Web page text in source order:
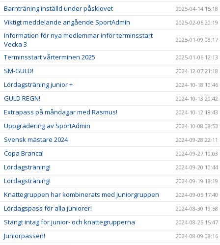
Barnträning inställd under påsklovet 2025-04-14 15:18
Viktigt meddelande angående SportAdmin 2025-02-06 20:19
Information för nya medlemmar inför terminsstart
Vecka 3
2025-01-09 08:17
Terminsstart vårterminen 2025 2025-01-06 12:13
SM-GULD! 2024-12-07 21:18
Lördagsträning junior + 2024-10-18 10:46
GULD REGN! 2024-10-13 20:42
Extrapass på måndagar med Rasmus! 2024-10-12 18:43
Uppgradering av SportAdmin 2024-10-08 08:53
Svensk mästare 2024 2024-09-28 22:11
Copa Branca! 2024-09-27 10:03
Lördagsträning! 2024-09-20 10:44
Lördagsträning! 2024-09-19 18:19
Knattegruppen har kombinerats med Juniorgruppen 2024-09-05 17:40
Lördagspass för alla juniorer! 2024-08-30 19:58
Stängt intag för junior- och knattegrupperna 2024-08-25 15:47
Juniorpassen! 2024-08-09 08:16